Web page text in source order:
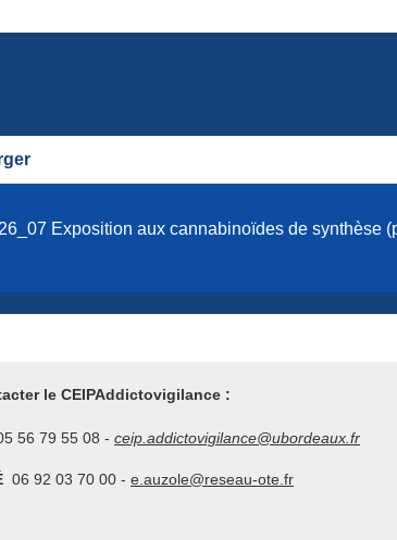
Exposition aux cannabinoïdes de synthèse
le CEIPAddictovigilance :
56 79 55 08 - ceip.addictovigilance@ubordeaux.fr
06 92 03 70 00 - e.auzole@reseau-ote.fr